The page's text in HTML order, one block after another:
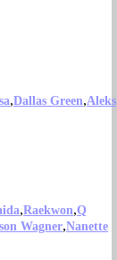
,Dallas Green,Aleks
,Raekwon,Q
Wagner,Nanette